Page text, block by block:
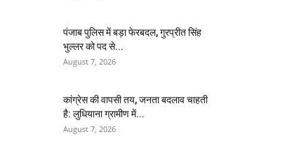
पंजाब पुलिस में बड़ा फेरबदल, गुरप्रीत सिंह
भुल्लर को पद से...
August 7, 2026
कांग्रेस की वापसी तय, जनता बदलाव चाहती
है: लुधियाना ग्रामीण में...
August 7, 2026